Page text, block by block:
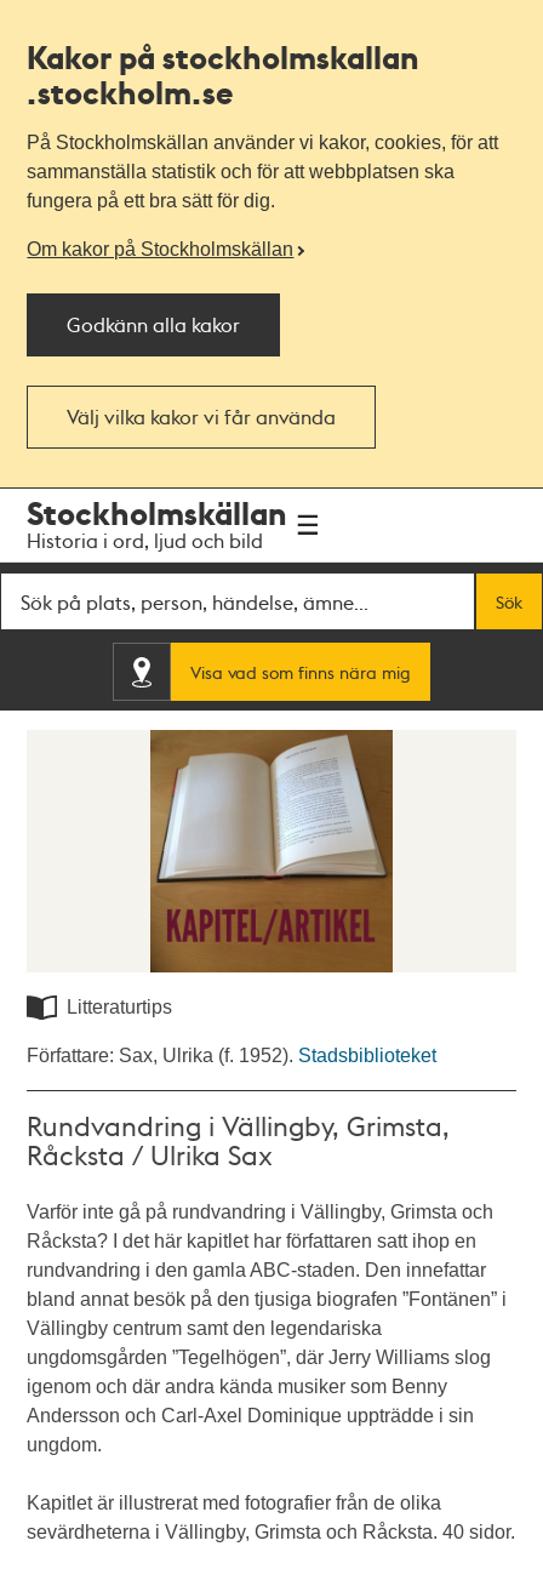
Kakor på stockholmskallan
.stockholm.se
På Stockholmskällan använder vi kakor, cookies, för att
sammanställa statistik och för att webbplatsen ska
fungera på ett bra sätt för dig.
Om kakor på Stockholmskällan
Godkänn alla kakor
Välj vilka kakor vi får använda
navigationen
huvudinnehållet
Stockholmskällan
Historia i ord, ljud och bild
Sök
Visa vad som finns nära mig
Litteraturtips
Författare: Sax, Ulrika (f. 1952). Stadsbiblioteket
Rundvandring i Vällingby, Grimsta,
Råcksta / Ulrika Sax
Varför inte gå på rundvandring i Vällingby, Grimsta och
Råcksta? I det här kapitlet har författaren satt ihop en
rundvandring i den gamla ABC-staden. Den innefattar
bland annat besök på den tjusiga biografen ”Fontänen” i
Vällingby centrum samt den legendariska
ungdomsgården ”Tegelhögen”, där Jerry Williams slog
igenom och där andra kända musiker som Benny
Andersson och Carl-Axel Dominique uppträdde i sin
ungdom.
Kapitlet är illustrerat med fotografier från de olika
sevärdheterna i Vällingby, Grimsta och Råcksta. 40 sidor.